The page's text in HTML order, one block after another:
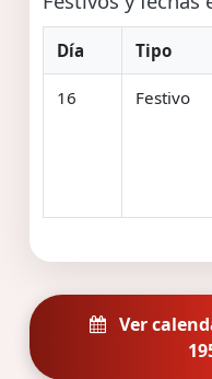
Día Tipo
16 Festivo
Ver